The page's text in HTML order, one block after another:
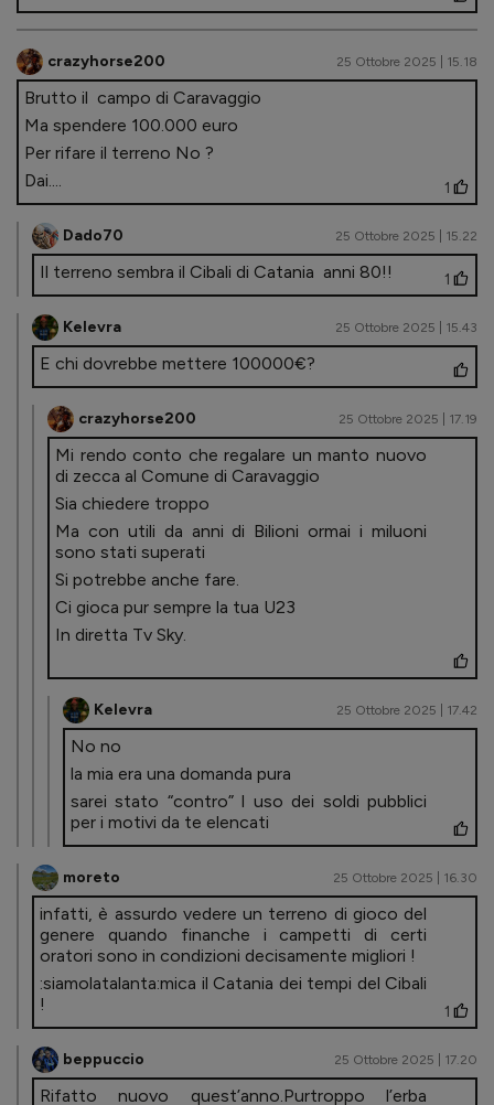
crazyhorse200 25 Ottobre 2025 | 15.18
Brutto il campo di Caravaggio
Ma spendere 100.000 euro
Per rifare il terreno No ?
Dai....
1
Dado70 25 Ottobre 2025 | 15.22
Il terreno sembra il Cibali di Catania anni 80!! 1
Kelevra 25 Ottobre 2025 | 15.43
E chi dovrebbe mettere 100000€?
crazyhorse200 25 Ottobre 2025 | 17.19
Mi rendo conto che regalare un manto nuovo
di zecca al Comune di Caravaggio
Sia chiedere troppo
Ma con utili da anni di Bilioni ormai i miluoni
sono stati superati
Si potrebbe anche fare.
Ci gioca pur sempre la tua U23
In diretta Tv Sky.
Kelevra 25 Ottobre 2025 | 17.42
No no
la mia era una domanda pura
sarei stato “contro” l uso dei soldi pubblici
per i motivi da te elencati
moreto 25 Ottobre 2025 | 16.30
infatti, è assurdo vedere un terreno di gioco del
genere quando finanche i campetti di certi
oratori sono in condizioni decisamente migliori !
:siamolatalanta:mica il Catania dei tempi del Cibali
!
1
beppuccio 25 Ottobre 2025 | 17.20
Rifatto nuovo quest’anno.Purtroppo l’erba